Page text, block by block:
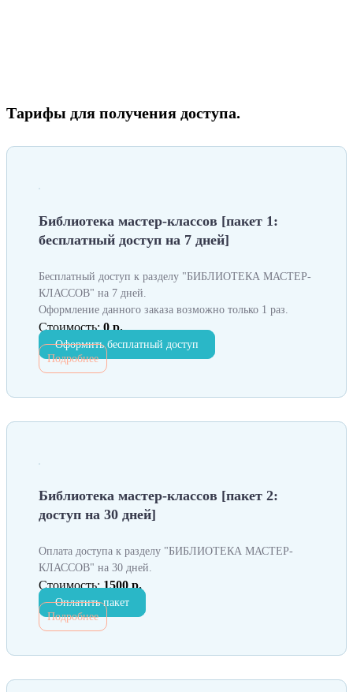
Тарифы для получения доступа.
Библиотека мастер-классов [пакет 1:
бесплатный доступ на 7 дней]
Бесплатный доступ к разделу "БИБЛИОТЕКА МАСТЕР-
КЛАССОВ" на 7 дней.
Оформление данного заказа возможно только 1 раз.
Стоимость: 0 р.
Оформить бесплатный доступ
Подробнее
Библиотека мастер-классов [пакет 2:
доступ на 30 дней]
Оплата доступа к разделу "БИБЛИОТЕКА МАСТЕР-
КЛАССОВ" на 30 дней.
Стоимость: 1500 р.
Оплатить пакет
Подробнее